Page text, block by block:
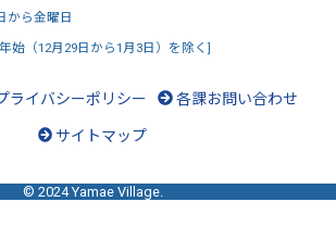
から金曜日
始（12月29日から1月3日）を除く]
ライバシーポリシー 各課お問い合わせ
サイトマップ
© 2024 Yamae Village.